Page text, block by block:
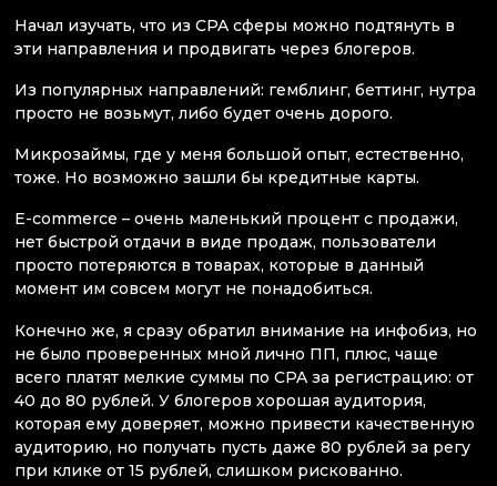
Начал изучать, что из CPA сферы можно подтянуть в
эти направления и продвигать через блогеров.
Из популярных направлений: гемблинг, беттинг, нутра
просто не возьмут, либо будет очень дорого.
Микрозаймы, где у меня большой опыт, естественно,
тоже. Но возможно зашли бы кредитные карты.
E-commerce – очень маленький процент с продажи,
нет быстрой отдачи в виде продаж, пользователи
просто потеряются в товарах, которые в данный
момент им совсем могут не понадобиться.
Конечно же, я сразу обратил внимание на инфобиз, но
не было проверенных мной лично ПП, плюс, чаще
всего платят мелкие суммы по CPA за регистрацию: от
40 до 80 рублей. У блогеров хорошая аудитория,
которая ему доверяет, можно привести качественную
аудиторию, но получать пусть даже 80 рублей за регу
при клике от 15 рублей, слишком рискованно.